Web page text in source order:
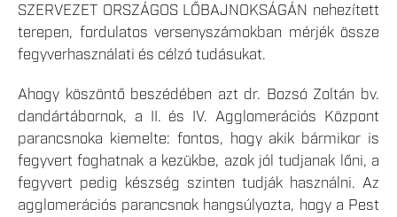
SZERVEZET ORSZÁGOS LŐBAJNOKSÁGÁN nehezített
terepen, fordulatos versenyszámokban mérjék össze
fegyverhasználati és célzó tudásukat.
Ahogy köszöntő beszédében azt dr. Bozsó Zoltán bv.
dandártábornok, a II. és IV. Agglomerációs Központ
parancsnoka kiemelte: fontos, hogy akik bármikor is
fegyvert foghatnak a kezükbe, azok jól tudjanak lőni, a
fegyvert pedig készség szinten tudják használni. Az
agglomerációs parancsnok hangsúlyozta, hogy a Pest